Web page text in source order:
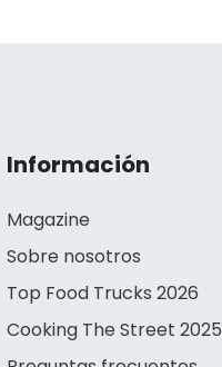
Información
Magazine
Sobre nosotros
Top Food Trucks 2026
Cooking The Street 2025